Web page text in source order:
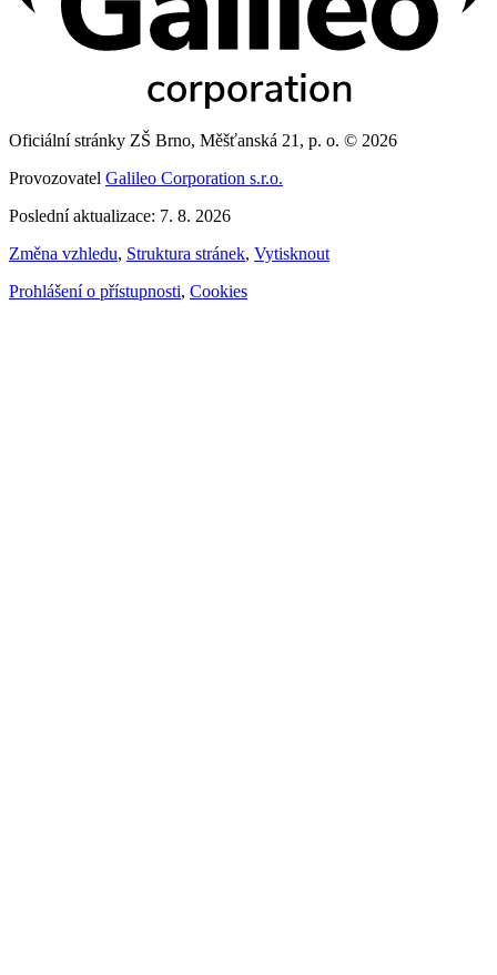
Oficiální stránky ZŠ Brno, Měšťanská 21, p. o. © 2026
Provozovatel Galileo Corporation s.r.o.
Poslední aktualizace: 7. 8. 2026
Změna vzhledu, Struktura stránek, Vytisknout
Prohlášení o přístupnosti, Cookies